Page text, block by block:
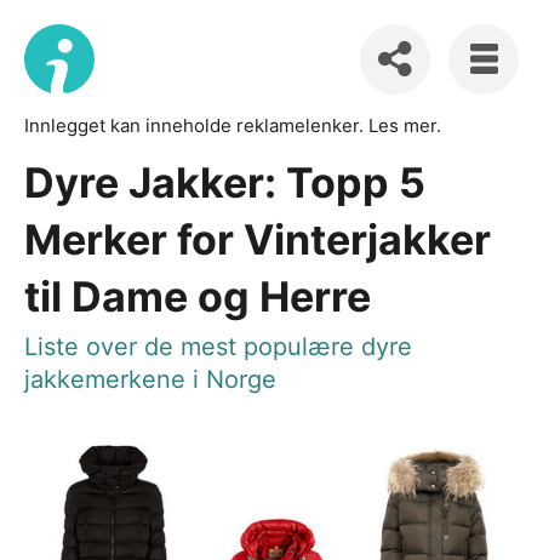
Innlegget kan inneholde reklamelenker. Les mer.
Dyre Jakker: Topp 5
Merker for Vinterjakker
til Dame og Herre
Liste over de mest populære dyre
jakkemerkene i Norge